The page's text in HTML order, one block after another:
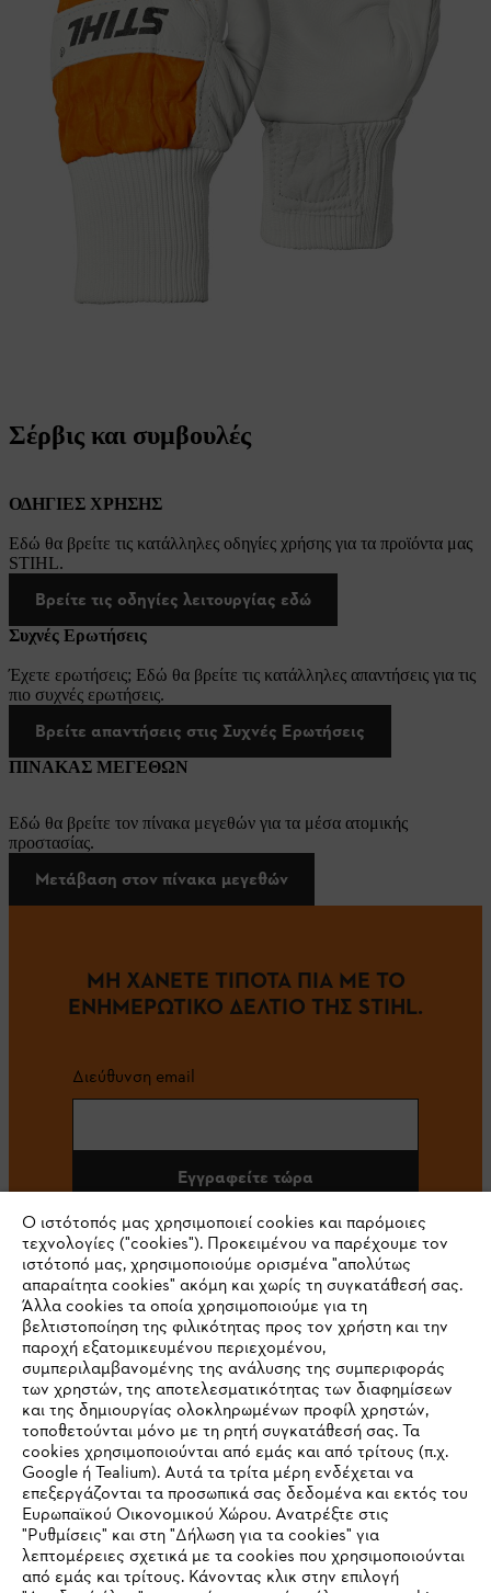
Σέρβις και συμβουλές
ΟΔΗΓΙΕΣ ΧΡΗΣΗΣ
Εδώ θα βρείτε τις κατάλληλες οδηγίες χρήσης για τα προϊόντα μας
STIHL.
Βρείτε τις οδηγίες λειτουργίας εδώ
Συχνές Ερωτήσεις
Έχετε ερωτήσεις; Εδώ θα βρείτε τις κατάλληλες απαντήσεις για τις
πιο συχνές ερωτήσεις.
Βρείτε απαντήσεις στις Συχνές Ερωτήσεις
ΠΙΝΑΚΑΣ ΜΕΓΕΘΩΝ
Εδώ θα βρείτε τον πίνακα μεγεθών για τα μέσα ατομικής
προστασίας.
Μετάβαση στον πίνακα μεγεθών
ΜΗ ΧΑΝΕΤΕ ΤΙΠΟΤΑ ΠΙΑ ΜΕ ΤΟ
ΕΝΗΜΕΡΩΤΙΚΟ ΔΕΛΤΙΟ ΤΗΣ STIHL.
Διεύθυνση email
Εγγραφείτε τώρα
#STIHL
Εταιρεία
STIHL Συχνές ερωτήσεις
Ο ιστότοπός μας χρησιμοποιεί cookies και παρόμοιες
τεχνολογίες ("cookies"). Προκειμένου να παρέχουμε τον
ιστότοπό μας, χρησιμοποιούμε ορισμένα "απολύτως
απαραίτητα cookies" ακόμη και χωρίς τη συγκατάθεσή σας.
Άλλα cookies τα οποία χρησιμοποιούμε για τη
βελτιστοποίηση της φιλικότητας προς τον χρήστη και την
παροχή εξατομικευμένου περιεχομένου,
συμπεριλαμβανομένης της ανάλυσης της συμπεριφοράς
των χρηστών, της αποτελεσματικότητας των διαφημίσεων
και της δημιουργίας ολοκληρωμένων προφίλ χρηστών,
τοποθετούνται μόνο με τη ρητή συγκατάθεσή σας. Τα
cookies χρησιμοποιούνται από εμάς και από τρίτους (π.χ.
Google ή Tealium). Αυτά τα τρίτα μέρη ενδέχεται να
επεξεργάζονται τα προσωπικά σας δεδομένα και εκτός του
Ευρωπαϊκού Οικονομικού Χώρου. Ανατρέξτε στις
"Ρυθμίσεις" και στη "Δήλωση για τα cookies" για
λεπτομέρειες σχετικά με τα cookies που χρησιμοποιούνται
από εμάς και τρίτους. Κάνοντας κλικ στην επιλογή